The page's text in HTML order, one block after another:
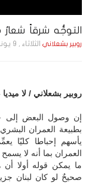
التوجُّه شرقاً
روبير بشعلاني الثلاثاء , 9 يـونـيـو , 2020 الساعة 6:30:23 PM
روبير بشعلاني / لا ميديا
إن وصول البعض إلى
بطبيعة العمران
يأسهم إحباطا كليّا
العمران بما أنه لا
ما يمكن قوله أولا
صحيحٌ لو كان لبنان